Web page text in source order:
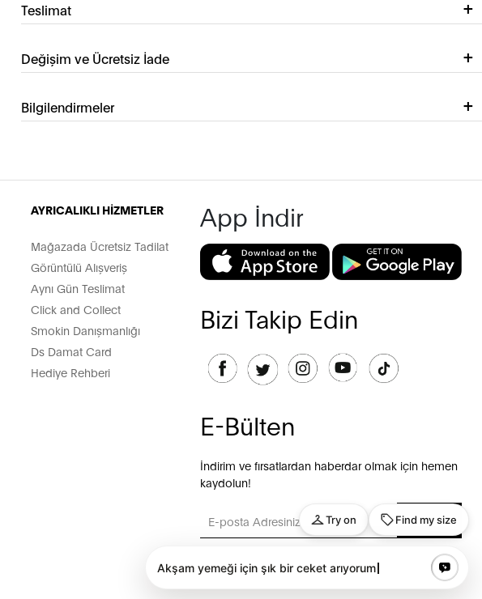
Teslimat
Değişim ve Ücretsiz İade
Bilgilendirmeler
AYRICALIKLI HİZMETLER
Mağazada Ücretsiz Tadilat
Görüntülü Alışveriş
Aynı Gün Teslimat
Click and Collect
Smokin Danışmanlığı
Ds Damat Card
Hediye Rehberi
App İndir
Bizi Takip Edin
E-Bülten
İndirim ve fırsatlardan haberdar olmak için hemen
kaydolun!
GÖNDER